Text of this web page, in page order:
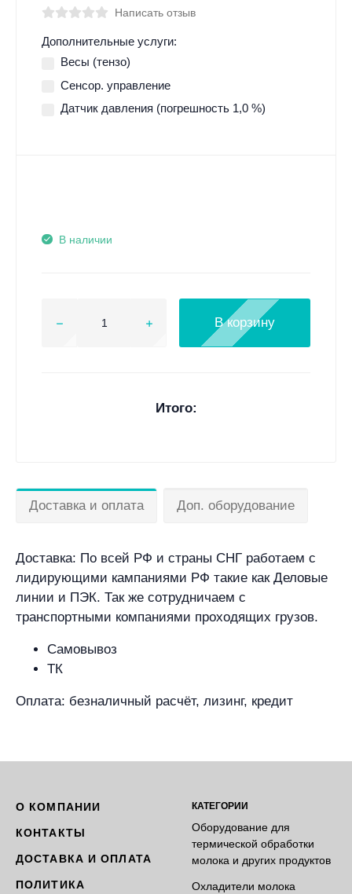
Написать отзыв
Дополнительные услуги:
Весы (тензо)
Сенсор. управление
Датчик давления (погрешность 1,0 %)
В наличии
В корзину
Итого:
Доставка и оплата Доп. оборудование
Доставка: По всей РФ и страны СНГ работаем с
лидирующими кампаниями РФ такие как Деловые
линии и ПЭК. Так же сотрудничаем с
транспортными компаниями проходящих грузов.
Самовывоз
ТК
Оплата: безналичный расчёт, лизинг, кредит
О КОМПАНИИ
КОНТАКТЫ
ДОСТАВКА И ОПЛАТА
ПОЛИТИКА
КАТЕГОРИИ
Оборудование для
термической обработки
молока и других продуктов
Охладители молока